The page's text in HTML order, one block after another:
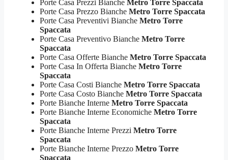
Porte Casa Prezzi Bianche Metro Torre Spaccata
Porte Casa Prezzo Bianche Metro Torre Spaccata
Porte Casa Preventivi Bianche Metro Torre
Spaccata
Porte Casa Preventivo Bianche Metro Torre
Spaccata
Porte Casa Offerte Bianche Metro Torre Spaccata
Porte Casa In Offerta Bianche Metro Torre
Spaccata
Porte Casa Costi Bianche Metro Torre Spaccata
Porte Casa Costo Bianche Metro Torre Spaccata
Porte Bianche Interne Metro Torre Spaccata
Porte Bianche Interne Economiche Metro Torre
Spaccata
Porte Bianche Interne Prezzi Metro Torre
Spaccata
Porte Bianche Interne Prezzo Metro Torre
Spaccata